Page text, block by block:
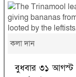
কলা দান
বুধবার ৩১ আগস্ট